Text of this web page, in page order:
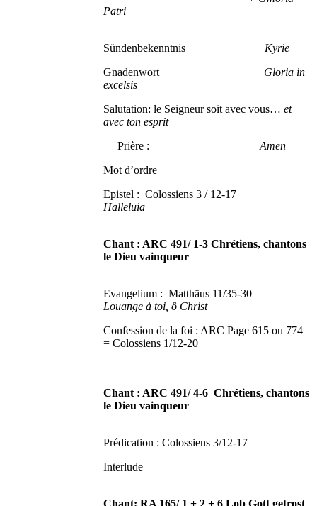
Patri
Sündenbekenntnis Kyrie
Gnadenwort
Gloria in
excelsis
Salutation: le Seigneur soit avec vous…et
avec ton esprit
Prière :Amen
Mot d’ordre
Epistel : Colossiens 3 / 12-17
Halleluia
Chant : ARC 491/ 1-3 Chrétiens, chantons
le Dieu vainqueur
Evangelium : Matthäus 11/35-30
Louange à toi, ô Christ
Confession de la foi : ARC Page 615 ou 774
= Colossiens 1/12-20
Chant : ARC 491/ 4-6 Chrétiens, chantons
le Dieu vainqueur
Prédication : Colossiens 3/12-17
Interlude